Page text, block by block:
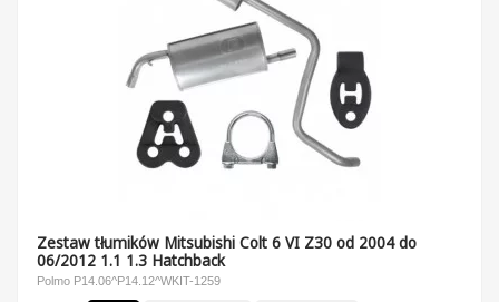
Zestaw tłumików Mitsubishi Colt 6 VI Z30 od 2004 do
06/2012 1.1 1.3 Hatchback
Polmo P14.06^P14.12^WKIT-1259